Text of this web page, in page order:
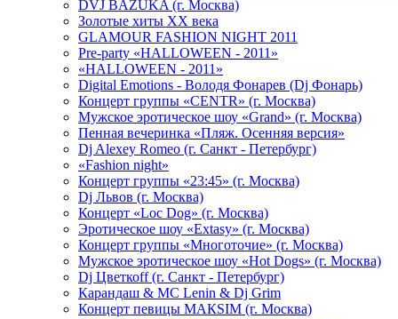
DVJ BAZUKA (г. Москва)
Золотые хиты XX века
GLAMOUR FASHION NIGHT 2011
Pre-party «HALLOWEEN - 2011»
«HALLOWEEN - 2011»
Digital Emotions - Володя Фонарев (Dj Фонарь)
Концерт группы «CENTR» (г. Москва)
Мужское эротическое шоу «Grand» (г. Москва)
Пенная вечеринка «Пляж. Осенняя версия»
Dj Alexey Romeo (г. Санкт - Петербург)
«Fashion night»
Концерт группы «23:45» (г. Москва)
Dj Львов (г. Москва)
Концерт «Loc Dog» (г. Москва)
Эротическое шоу «Extasy» (г. Москва)
Концерт группы «Многоточие» (г. Москва)
Мужское эротическое шоу «Hot Dogs» (г. Москва)
Dj Цветкоff (г. Санкт - Петербург)
Карандаш & МС Lenin & Dj Grim
Концерт певицы МАКSIМ (г. Москва)